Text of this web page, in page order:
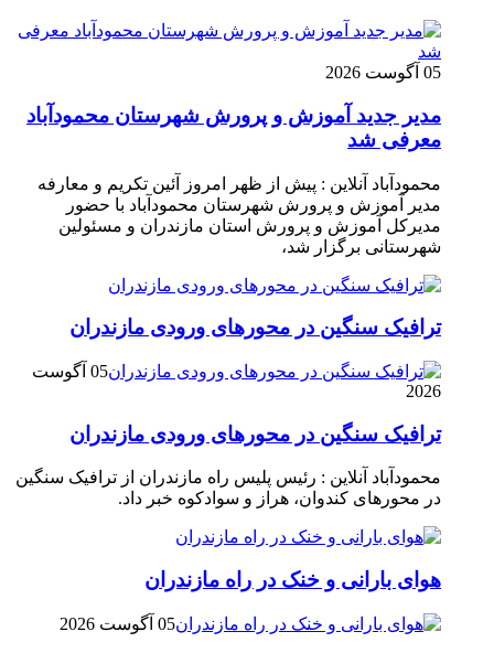
05 آگوست 2026
مدیر جدید آموزش و پرورش شهرستان محمودآباد
معرفی شد
محمودآباد آنلاین : پیش از ظهر امروز آئین تکریم و معارفه
مدیر آموزش و پرورش شهرستان محمودآباد با حضور
مدیرکل آموزش و پرورش استان مازندران و مسئولین
شهرستانی برگزار شد،
ترافیک سنگین در محور‌های ورودی مازندران
05 آگوست
2026
ترافیک سنگین در محور‌های ورودی مازندران
محمودآباد آنلاین : رئیس پلیس راه مازندران از ترافیک سنگین
در محور‌های کندوان، هراز و سوادکوه خبر داد.
هوای بارانی و خنک در راه مازندران
05 آگوست 2026